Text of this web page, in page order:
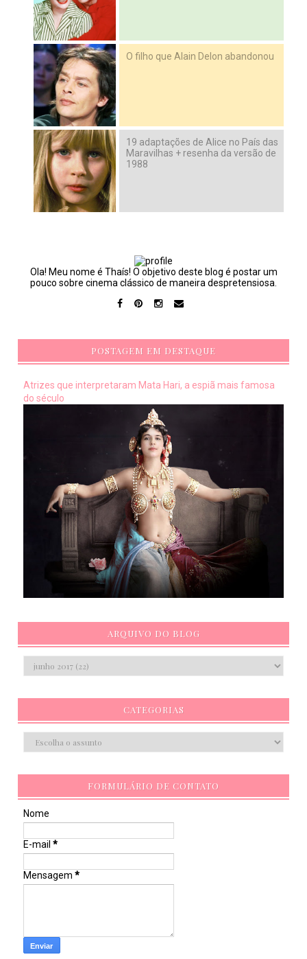
O filho que Alain Delon abandonou
19 adaptações de Alice no País das
Maravilhas + resenha da versão de
1988
Ola! Meu nome é Thaís! O objetivo deste blog é postar um
pouco sobre cinema clássico de maneira despretensiosa.
POSTAGEM EM DESTAQUE
Atrizes que interpretaram Mata Hari, a espiã mais famosa
do século
ARQUIVO DO BLOG
CATEGORIAS
FORMULÁRIO DE CONTATO
Nome
E-mail *
Mensagem *